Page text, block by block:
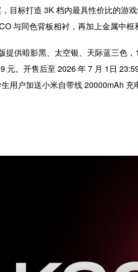
目标打造 3K 档内最具性价比的游
与同色背板相衬，再加上金属中框
提供暗影黑、太空银、天际蓝三色
元。开售后至 2026 年 7 月 1日
用户加送小米自带线 20000mAh